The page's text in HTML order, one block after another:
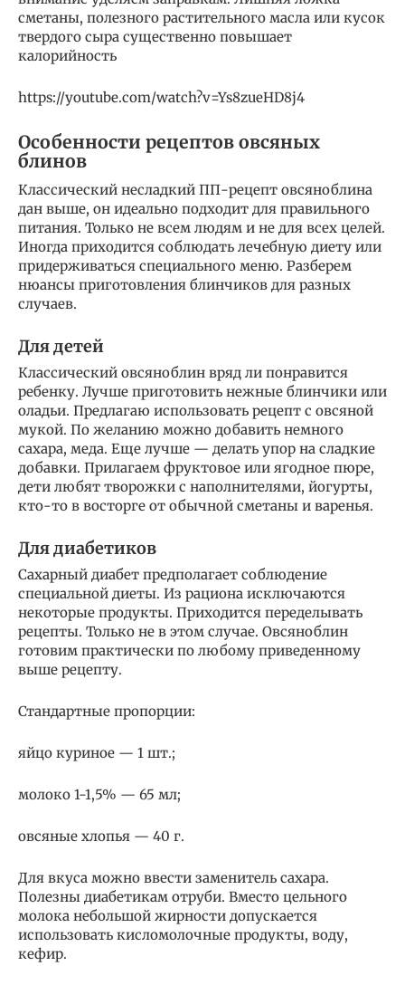
сметаны, полезного растительного масла или кусок
твердого сыра существенно повышает
калорийность
https://youtube.com/watch?v=Ys8zueHD8j4
Особенности рецептов овсяных
блинов
Классический несладкий ПП-рецепт овсяноблина
дан выше, он идеально подходит для правильного
питания. Только не всем людям и не для всех целей.
Иногда приходится соблюдать лечебную диету или
придерживаться специального меню. Разберем
нюансы приготовления блинчиков для разных
случаев.
Для детей
Классический овсяноблин вряд ли понравится
ребенку. Лучше приготовить нежные блинчики или
оладьи. Предлагаю использовать рецепт с овсяной
мукой. По желанию можно добавить немного
сахара, меда. Еще лучше — делать упор на сладкие
добавки. Прилагаем фруктовое или ягодное пюре,
дети любят творожки с наполнителями, йогурты,
кто-то в восторге от обычной сметаны и варенья.
Для диабетиков
Сахарный диабет предполагает соблюдение
специальной диеты. Из рациона исключаются
некоторые продукты. Приходится переделывать
рецепты. Только не в этом случае. Овсяноблин
готовим практически по любому приведенному
выше рецепту.
Стандартные пропорции:
яйцо куриное — 1 шт.;
молоко 1-1,5% — 65 мл;
овсяные хлопья — 40 г.
Для вкуса можно ввести заменитель сахара.
Полезны диабетикам отруби. Вместо цельного
молока небольшой жирности допускается
использовать кисломолочные продукты, воду,
кефир.